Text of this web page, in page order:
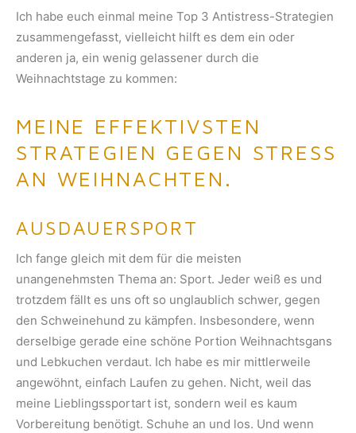
Ich habe euch einmal meine Top 3 Antistress-Strategien
zusammengefasst, vielleicht hilft es dem ein oder
anderen ja, ein wenig gelassener durch die
Weihnachtstage zu kommen:
MEINE EFFEKTIVSTEN
STRATEGIEN GEGEN STRESS
AN WEIHNACHTEN.
AUSDAUERSPORT
Ich fange gleich mit dem für die meisten
unangenehmsten Thema an: Sport. Jeder weiß es und
trotzdem fällt es uns oft so unglaublich schwer, gegen
den Schweinehund zu kämpfen. Insbesondere, wenn
derselbige gerade eine schöne Portion Weihnachtsgans
und Lebkuchen verdaut. Ich habe es mir mittlerweile
angewöhnt, einfach Laufen zu gehen. Nicht, weil das
meine Lieblingssportart ist, sondern weil es kaum
Vorbereitung benötigt. Schuhe an und los. Und wenn